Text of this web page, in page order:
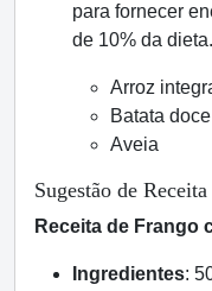
para fornecer
de 10% da
Arroz
Batata doce
Aveia
Sugestão de
Receita de Frango
Ingredientes: